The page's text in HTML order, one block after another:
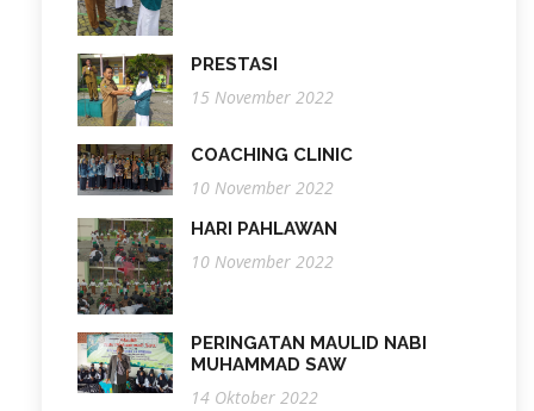
PRESTASI
15 November 2022
COACHING CLINIC
10 November 2022
HARI PAHLAWAN
10 November 2022
PERINGATAN MAULID NABI
MUHAMMAD SAW
14 Oktober 2022